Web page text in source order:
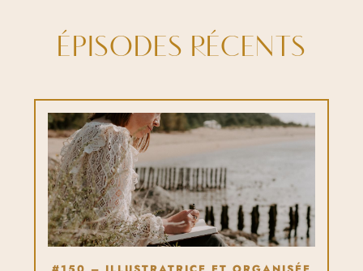
ÉPISODES RÉCENTS